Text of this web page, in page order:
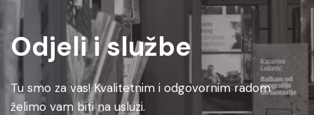
Odjeli i službe
Tu smo za vas! Kvalitetnim i odgovornim radom
želimo vam biti na usluzi.